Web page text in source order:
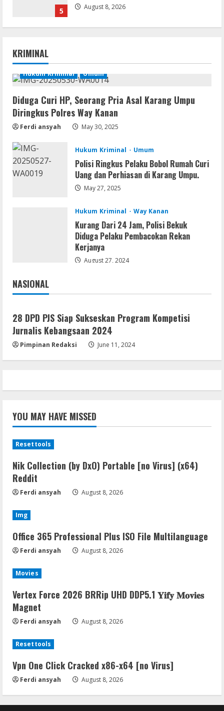
5 August 8, 2026
1 August 8, 2026
Img
Office 365 Professional Plus ISO File
Multilanguage
Movies
Vertex Force 2026 BRRip UHD DDP5.1
𝐘𝐢𝐟𝐲 𝐌𝐨𝐯𝐢𝐞𝐬 Magnet
Resettools
Vpn One Click Cracked x86-x64 [no
Virus]
5
Cracked x86-x64 [no Virus]
August 8, 2026
KRIMINAL
Hukum Kriminal Umum
Diduga Curi HP, Seorang Pria Asal Karang Umpu
Diringkus Polres Way Kanan
Ferdi ansyah May 30, 2025
Hukum Kriminal Umum
Polisi Ringkus Pelaku Bobol Rumah Curi
Uang dan Perhiasan di Karang Umpu.
May 27, 2025
Hukum Kriminal Way Kanan
Kurang Dari 24 Jam, Polisi Bekuk
Diduga Pelaku Pembacokan Rekan
Kerjanya
August 27, 2024
NASIONAL
Jakarta
28 DPD PJS Siap Sukseskan Program Kompetisi
Jurnalis Kebangsaan 2024
Pimpinan Redaksi June 11, 2024
YOU MAY HAVE MISSED
Resettools
Nik Collection (by DxO) Portable [no Virus] (x64)
Reddit
Ferdi ansyah August 8, 2026
Img
Office 365 Professional Plus ISO File Multilanguage
Ferdi ansyah August 8, 2026
Movies
Vertex Force 2026 BRRip UHD DDP5.1 𝐘𝐢𝐟𝐲 𝐌𝐨𝐯𝐢𝐞𝐬
Magnet
Ferdi ansyah August 8, 2026
Resettools
Vpn One Click Cracked x86-x64 [no Virus]
Ferdi ansyah August 8, 2026